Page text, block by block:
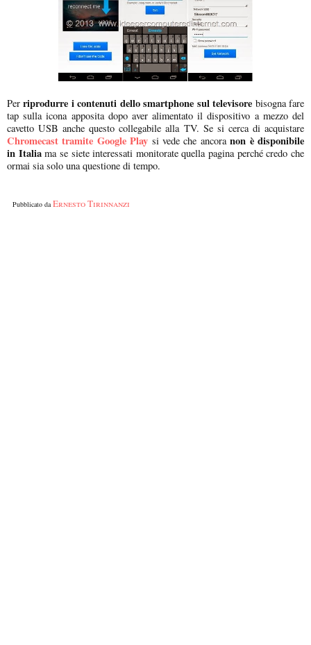
Perriprodurre i contenuti dello smartphone sul televisore bisogna fare
tap sulla icona apposita dopo aver alimentato il dispositivo a mezzo del
cavetto USB anche questo collegabile alla TV. Se si cerca di acquistare
Chromecast tramite Google Play si vede che ancoranon è disponibile
in Italiama se siete interessati monitorate quella pagina perché credo che
ormai sia solo una questione di tempo.
Pubblicato daErnesto Tirinnanzi